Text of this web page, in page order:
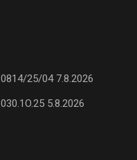
25/04 7.8.2026
5.8.2026